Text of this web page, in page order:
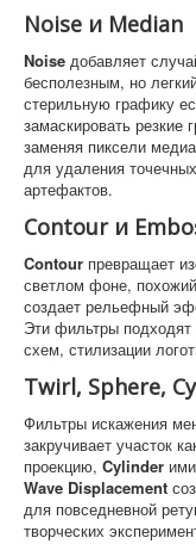
Noise и Median
Noise добавляет
бесполезным, но
стерильную графику
замаскировать резкие
заменяя пиксели
для удаления
артефактов.
Contour и
Contour превращает
светлом фоне,
создает рельефный
Эти фильтры подходят
схем, стилизации
Twirl, Sphere,
Фильтры искажения
закручивает участок
проекцию, Cylinder
Wave Displacement
для повседневной
творческих